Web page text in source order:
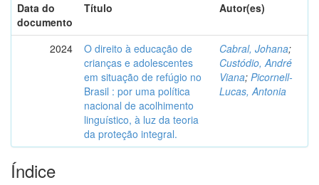
Data do
documento
Título Autor(es)
2024
O direito à educação de
crianças e adolescentes
em situação de refúgio no
Brasil : por uma política
nacional de acolhimento
linguístico, à luz da teoria
da proteção integral.
Cabral, Johana;
Custódio, André
Viana; Picornell-
Lucas, Antonia
Índice